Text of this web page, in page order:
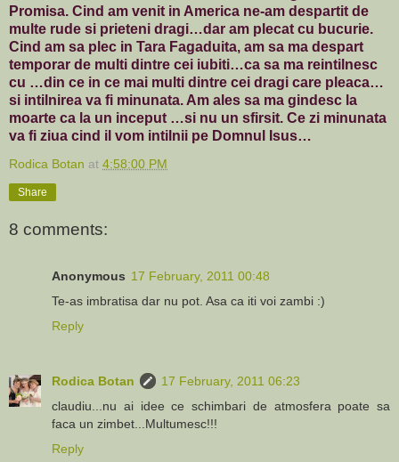
Promisa. Cind am venit in America ne-am despartit de
multe rude si prieteni dragi…dar am plecat cu bucurie.
Cind am sa plec in Tara Fagaduita, am sa ma despart
temporar de multi dintre cei iubiti…ca sa ma reintilnesc
cu …din ce in ce mai multi dintre cei dragi care pleaca…
si intilnirea va fi minunata. Am ales sa ma gindesc la
moarte ca la un inceput …si nu un sfirsit. Ce zi minunata
va fi ziua cind il vom intilnii pe Domnul Isus…
Rodica Botan at 4:58:00 PM
Share
8 comments:
Anonymous 17 February, 2011 00:48
Te-as imbratisa dar nu pot. Asa ca iti voi zambi :)
Reply
Rodica Botan
17 February, 2011 06:23
claudiu...nu ai idee ce schimbari de atmosfera poate sa
faca un zimbet...Multumesc!!!
Reply